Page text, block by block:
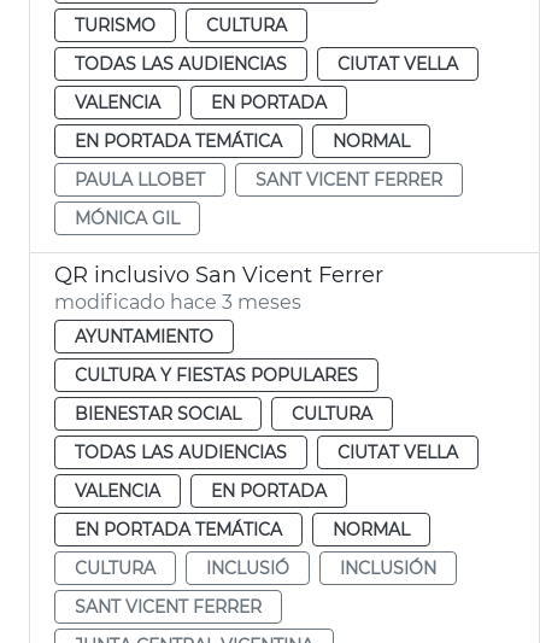
TURISMO
CULTURA
TODAS LAS AUDIENCIAS
CIUTAT VELLA
VALENCIA
EN PORTADA
EN PORTADA TEMÁTICA
NORMAL
PAULA LLOBET
SANT VICENT FERRER
MÓNICA GIL
QR inclusivo San Vicent Ferrer
modificado hace 3 meses
AYUNTAMIENTO
CULTURA Y FIESTAS POPULARES
BIENESTAR SOCIAL
CULTURA
TODAS LAS AUDIENCIAS
CIUTAT VELLA
VALENCIA
EN PORTADA
EN PORTADA TEMÁTICA
NORMAL
CULTURA
INCLUSIÓ
INCLUSIÓN
SANT VICENT FERRER